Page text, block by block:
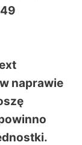
naprawie